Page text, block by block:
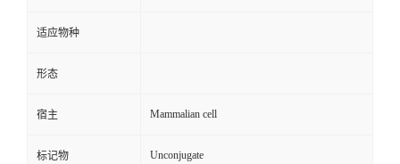
适应物种
形态
宿主 Mammalian cell
标记物 Unconjugate